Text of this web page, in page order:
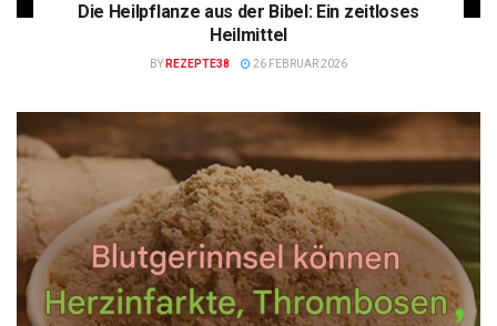
Die Heilpflanze aus der Bibel: Ein zeitloses
Heilmittel
BY REZEPTE38 26 FEBRUAR 2026